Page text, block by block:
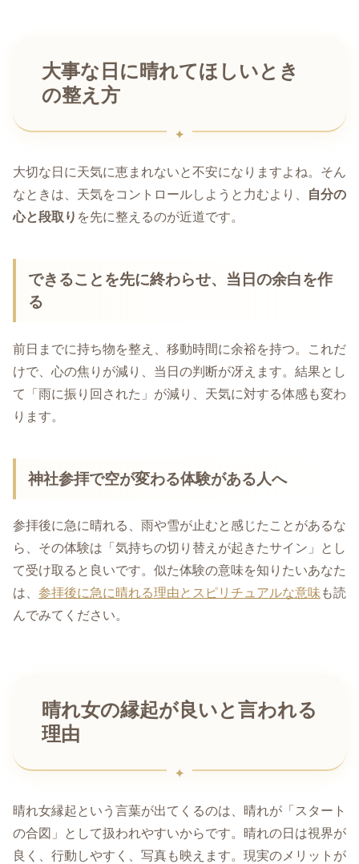
大事な日に晴れてほしいとき
の整え方
大切な日に天気に恵まれないと不安になりますよね。そん
なときは、天気をコントロールしようと力むより、
自分の
心と段取り を先に整えるのが近道です。
できることを先に終わらせ、当日の余白を作
る
前日までに持ち物を整え、移動時間に余裕を持つ。これだ
けで、心の焦りが減り、当日の判断が冴えます。結果とし
て「雨に振り回された」が減り、天気に対する体感も変わ
ります。
神社参拝で空が変わる体験がある人へ
参拝後に急に晴れる、雨や雪が止むと感じたことがあるな
ら、その体験は「気持ちの切り替えが起きたサイン」とし
て受け取ると良いです。似た体験の意味を知りたいあなた
は、 参拝後に急に晴れる理由とスピリチュアルな意味 も読
んでみてください。
晴れ女の縁起が良いと言われる
理由
晴れ女縁起という言葉が出てくるのは、晴れが「スタート
の合図」として扱われやすいからです。晴れの日は視界が
良く、行動しやすく、写真も映えます。現実のメリットが